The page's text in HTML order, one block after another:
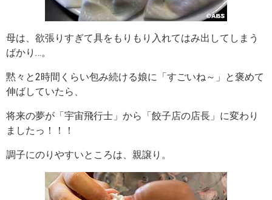
母は、欲張りすぎて具をもりもり入れてはみ出してしまう
ばかり…。
黙々と2時間くらい包み続ける娘に「すごいね～」と褒めて
伸ばしていたら、
将来の夢が「宇宙飛行士」から「餃子店の店長」に変わり
ましたっ！！！
調子にのりやすいところは、親譲り。